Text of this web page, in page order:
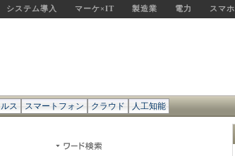
システム導入 マーケ×IT 製造業 電力 スマホ
ス スマートフォン クラウド 人工知能